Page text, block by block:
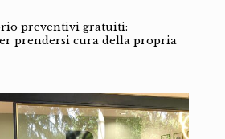
preventivi gratuiti:
prendersi cura della propria